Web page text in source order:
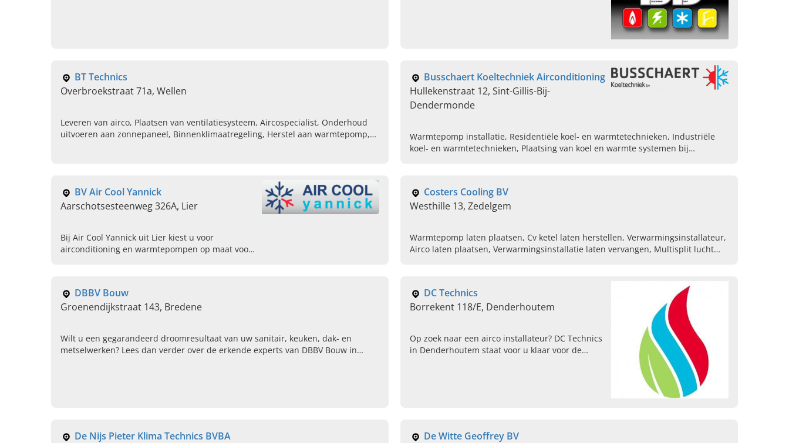
BT Technics
Overbroekstraat 71a, Wellen
Leveren van airco, Plaatsen van ventilatiesysteem, Aircospecialist, Onderhoud
uitvoeren aan zonnepaneel, Binnenklimaatregeling, Herstel aan warmtepomp,
Busschaert Koeltechniek Airconditioning
Hullekenstraat 12, Sint-Gillis-Bij-
Dendermonde
Warmtepomp installatie, Residentiële koel- en warmtetechnieken, Industriële
koel- en warmtetechnieken, Plaatsing van koel en warmte systemen bij
BV Air Cool Yannick
Aarschotsesteenweg 326A, Lier
Bij Air Cool Yannick uit Lier kiest u voor
airconditioning en warmtepompen op maat voor
Costers Cooling BV
Westhille 13, Zedelgem
Warmtepomp laten plaatsen, Cv ketel laten herstellen, Verwarmingsinstallateur,
Airco laten plaatsen, Verwarmingsinstallatie laten vervangen, Multisplit lucht
DBBV Bouw
Groenendijkstraat 143, Bredene
Wilt u een gegarandeerd droomresultaat van uw sanitair, keuken, dak- en
metselwerken? Lees dan verder over de erkende experts van DBBV Bouw in
DC Technics
Borrekent 118/E, Denderhoutem
Op zoek naar een airco installateur? DC Technics
in Denderhoutem staat voor u klaar voor de
De Nijs Pieter Klima Technics BVBA
De Witte Geoffrey BV